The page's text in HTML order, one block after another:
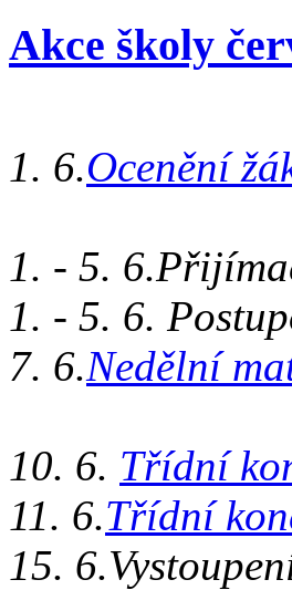
Akce školy
1. 6.Ocenění
1. - 5.
1. - 5. 6.
7. 6.Nedělní
10. 6. Třídní
11. 6.Třídní
15.